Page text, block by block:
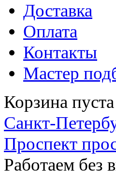
Доставка
Оплата
Контакты
Мастер
Корзина пуста
Санкт-
Проспект
Работаем без